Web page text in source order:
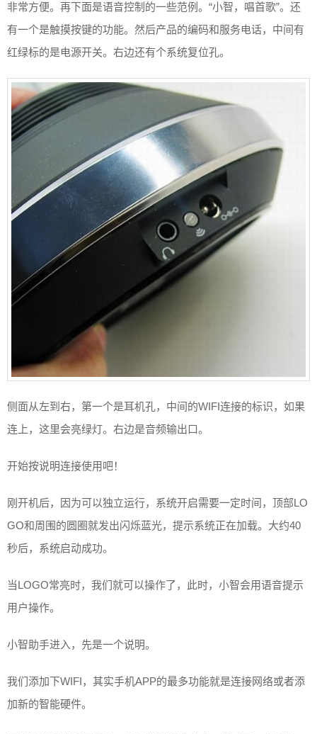
非常方便。再下面是语音控制的一些范例。“小智，唱首歌”。还
有一个是触摸按键的功能。然后产品的编码和服务电话，中间有
红绿标的是电源开关。右边还有个系统复位孔。
侧面从左到右，第一个是耳机孔，中间的WIFI连接的标识，如果
连上，这里会亮绿灯。右边是音频输出口。
开始按说明连接使用吧！
刚开机后，因为可以独立运行，系统开启需要一定时间，顶部LO
GO和周围的圆圈就发出闪烁蓝光，提示系统正在加载。大约40
秒后，系统启动成功。
当LOGO常亮时，我们就可以操作了，此时，小智会用语音提示
用户操作。
小智助手进入，先是一个说明。
我们添加下WIFI，其实手机APP的最多功能就是连接网络或者添
加新的智能硬件。